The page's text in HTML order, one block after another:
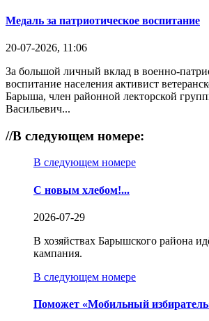
Медаль за патриотическое воспитание
20-07-2026, 11:06
За большой личный вклад в военно-
воспитание населения активист
Барыша, член районной лекторской
Васильевич...
//В следующем номере:
В следующем номере
С новым хлебом!...
2026-07-29
В хозяйствах Барышского района
кампания.
В следующем номере
Поможет «Мобильный